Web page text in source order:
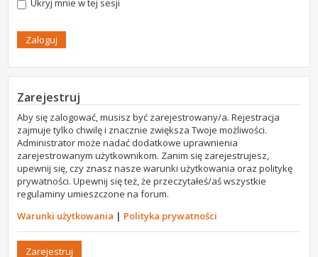
Ukryj mnie w tej sesji
Zarejestruj
Aby się zalogować, musisz być zarejestrowany/a. Rejestracja
zajmuje tylko chwilę i znacznie zwiększa Twoje możliwości.
Administrator może nadać dodatkowe uprawnienia
zarejestrowanym użytkownikom. Zanim się zarejestrujesz,
upewnij się, czy znasz nasze warunki użytkowania oraz politykę
prywatności. Upewnij się też, że przeczytałeś/aś wszystkie
regulaminy umieszczone na forum.
Warunki użytkowania | Polityka prywatności
Zarejestruj